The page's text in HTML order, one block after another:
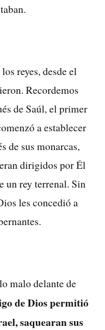
reyes, desde el
Recordemos
de Saúl, el primer
a establecer
de sus monarcas,
dirigidos por Él
un rey terrenal. Sin
les concedió a
malo delante de
de Dios permitió
saquearan sus